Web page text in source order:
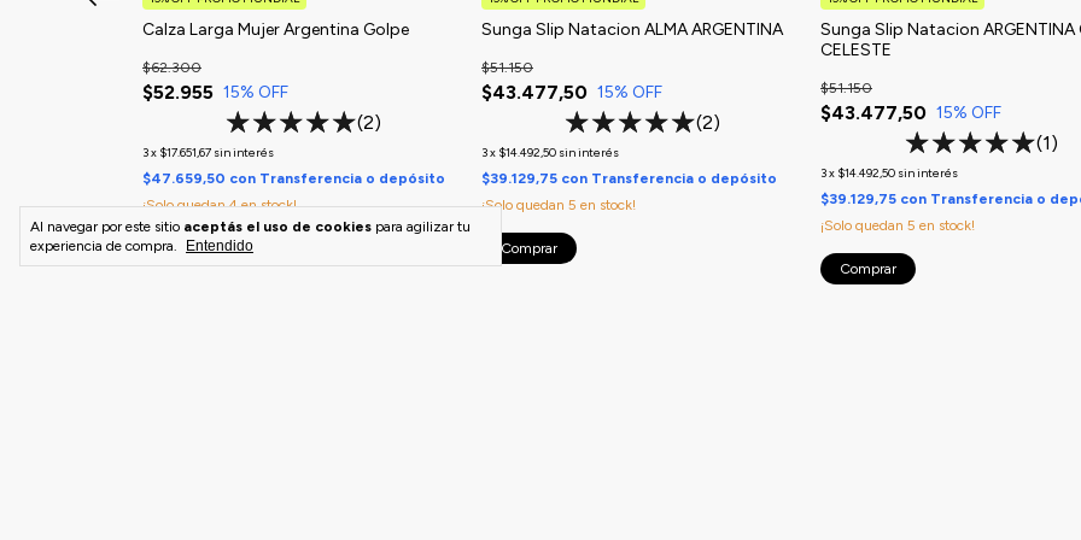
Al navegar por este sitio aceptás el uso de cookies para agilizar tu
experiencia de compra.
Entendido
Calza Larga Mujer Argentina Golpe
$52.955
$62.300
15% OFF
(2)
3x $17.651,67 sin interés
$47.659,50 con Transferencia o depósito
¡Solo quedan4en stock!
Comprar
Sunga Slip Natacion ALMA ARGENTINA
$43.477,50
$51.150
15% OFF
(2)
3x $14.492,50 sin interés
$39.129,75 con Transferencia o depósito
¡Solo quedan 5 en stock!
Comprar
Sunga Slip Natacion ARGENTINA
CELESTE
$43.477,50
$51.150
15% OFF
(1)
3x $14.492,50 sin interés
$39.129,75 con Transferencia o
¡Solo quedan 5 en stock!
Comprar